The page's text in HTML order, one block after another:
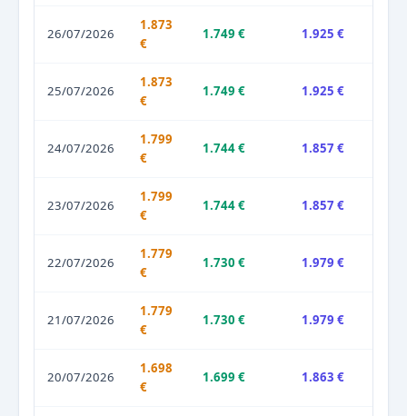
26/07/2026
1.873
€
1.749 € 1.925 €
25/07/2026
1.873
€
1.749 € 1.925 €
24/07/2026
1.799
€
1.744 € 1.857 €
23/07/2026
1.799
€
1.744 € 1.857 €
22/07/2026
1.779
€
1.730 € 1.979 €
21/07/2026
1.779
€
1.730 € 1.979 €
20/07/2026
1.698
€
1.699 € 1.863 €